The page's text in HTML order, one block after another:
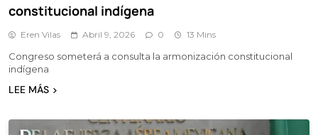
constitucional indígena
Eren Vilas Abril 9, 2026 0 13 Mins
Congreso someterá a consulta la armonización constitucional
indígena
LEE MÁS